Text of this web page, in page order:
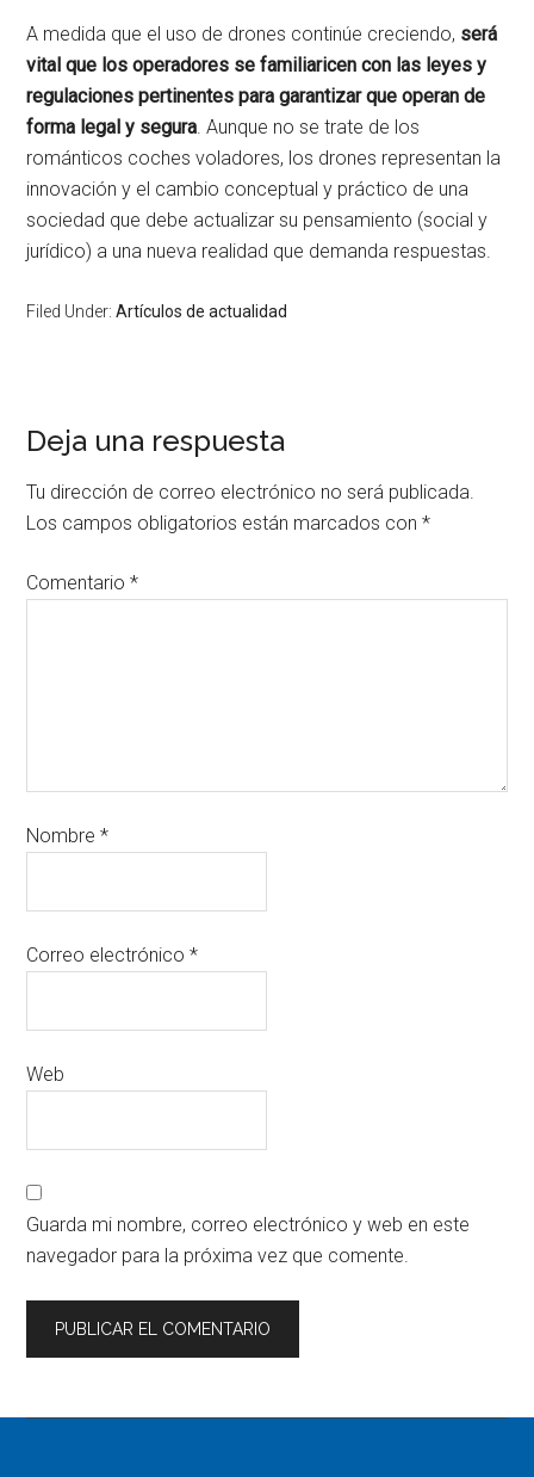
A medida que el uso de drones continúe creciendo, será
vital que los operadores se familiaricen con las leyes y
regulaciones pertinentes para garantizar que operan de
forma legal y segura . Aunque no se trate de los
románticos coches voladores, los drones representan la
innovación y el cambio conceptual y práctico de una
sociedad que debe actualizar su pensamiento (social y
jurídico) a una nueva realidad que demanda respuestas.
Filed Under:Artículos de actualidad
Deja una respuesta
Tu dirección de correo electrónico no será publicada.
Los campos obligatorios están marcados con*
Comentario*
Nombre*
Correo electrónico*
Web
Guarda mi nombre, correo electrónico y web en este
navegador para la próxima vez que comente.